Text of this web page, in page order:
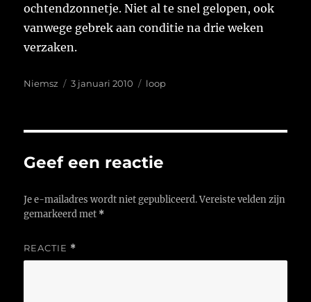
ochtendzonnetje. Niet al te snel gelopen, ook
vanwege gebrek aan conditie na drie weken
verzaken.
Auteur
Niemsz
Geplaatst
3 januari 2010 Tags
loop
Geef een reactie
Je e-mailadres wordt niet gepubliceerd. Vereiste velden zijn
gemarkeerd met *
REACTIE *